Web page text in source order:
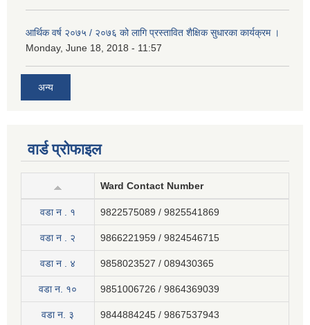
आर्थिक वर्ष २०७५ / २०७६ को लागि प्रस्तावित शैक्षिक सुधारका कार्यक्रम ।
Monday, June 18, 2018 - 11:57
अन्य
वार्ड प्रोफाइल
Ward Contact Number
वडा न . १ 9822575089 / 9825541869
वडा न . २ 9866221959 / 9824546715
वडा न . ४ 9858023527 / 089430365
वडा न. १० 9851006726 / 9864369039
वडा न. ३ 9844884245 / 9867537943